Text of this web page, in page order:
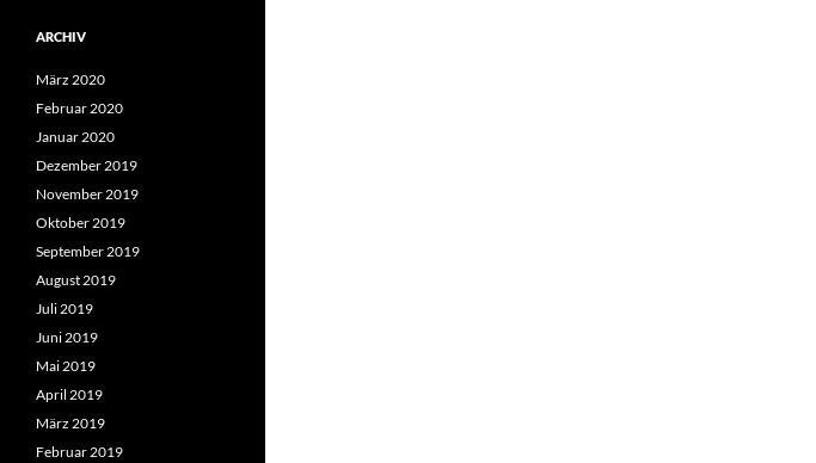
ARCHIV
März 2020
Februar 2020
Januar 2020
Dezember 2019
November 2019
Oktober 2019
September 2019
August 2019
Juli 2019
Juni 2019
Mai 2019
April 2019
März 2019
Februar 2019